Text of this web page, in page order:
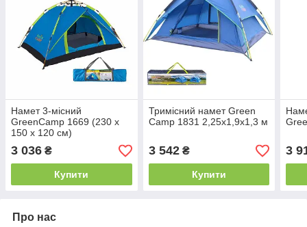
Намет 3-місний
GreenCamp 1669 (230 х
150 х 120 см)
3 036 ₴
Купити
Тримісний намет Green
Camp 1831 2,25х1,9х1,3 м
3 542₴
Купити
3
Про нас